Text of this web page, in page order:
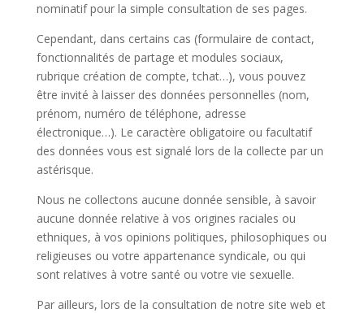
nominatif pour la simple consultation de ses pages.
Cependant, dans certains cas (formulaire de contact,
fonctionnalités de partage et modules sociaux,
rubrique création de compte, tchat…), vous pouvez
être invité à laisser des données personnelles (nom,
prénom, numéro de téléphone, adresse
électronique…). Le caractère obligatoire ou facultatif
des données vous est signalé lors de la collecte par un
astérisque.
Nous ne collectons aucune donnée sensible, à savoir
aucune donnée relative à vos origines raciales ou
ethniques, à vos opinions politiques, philosophiques ou
religieuses ou votre appartenance syndicale, ou qui
sont relatives à votre santé ou votre vie sexuelle.
Par ailleurs, lors de la consultation de notre site web et